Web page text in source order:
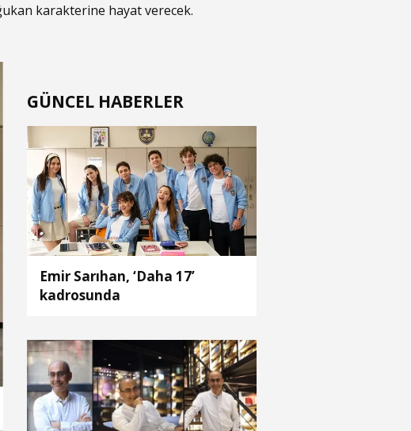
karakterine hayat verecek.
GÜNCEL HABERLER
Emir Sarıhan, ‘Daha 17’
kadrosunda